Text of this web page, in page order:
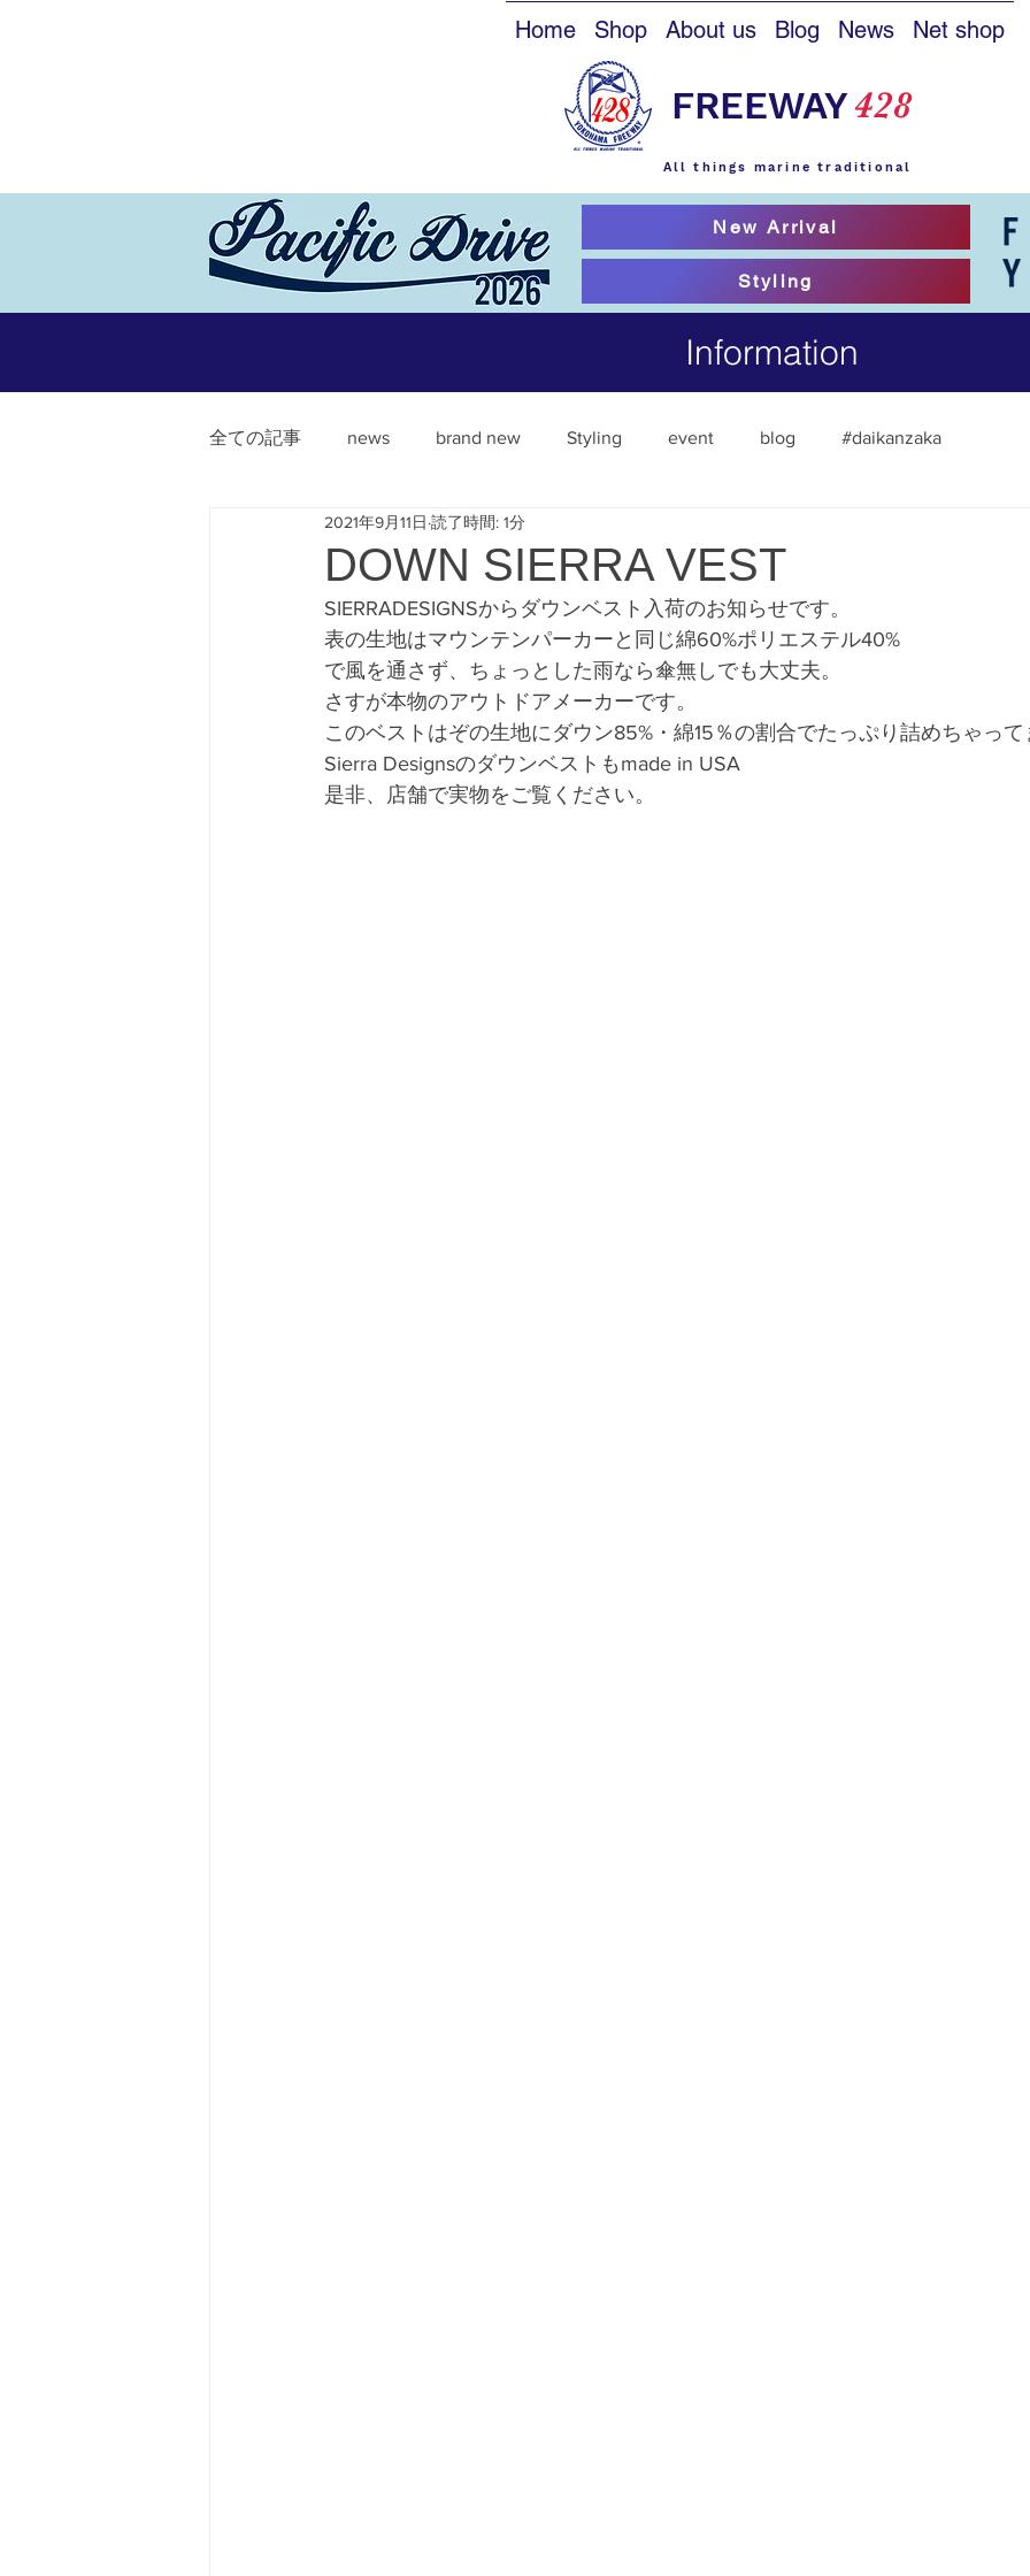
Home Shop About us Blog News Net shop
FREEWAY428
All things marine traditional
New Arrival
Styling
Information
全ての記事 news brand new Styling event blog #daikanzaka
#freeway428 #yokohamafreeway #横浜フリー
DOWN SIERRA VEST
2021年9月11日 読了時間: 1分
SIERRADESIGNSからダウンベスト入荷のお知らせです。
表の生地はマウンテンパーカーと同じ綿60%ポリエステル40%
で風を通さず、ちょっとした雨なら傘無しでも大丈夫。
さすが本物のアウトドアメーカーです。
このベストはぞの生地にダウン85%・綿15％の割合でたっぷり詰めちゃって
Sierra Designsのダウンベストもmade in USA
是非、店舗で実物をご覧ください。